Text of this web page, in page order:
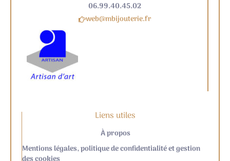
06.99.40.45.02
web@mbijouterie.fr
Liens utiles
À propos
Mentions légales, politique de confidentialité et gestion